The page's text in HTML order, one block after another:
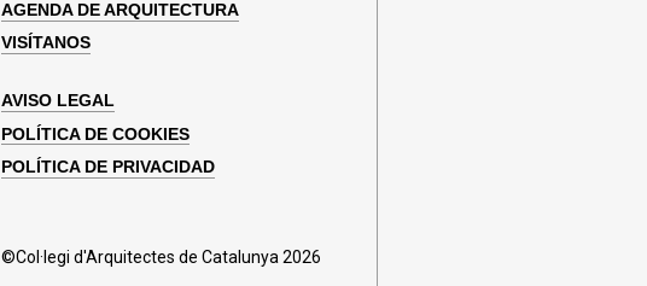
AGENDA DE ARQUITECTURA
VISÍTANOS
AVISO LEGAL
POLÍTICA DE COOKIES
POLÍTICA DE PRIVACIDAD
©Col·legi d'Arquitectes de Catalunya 2026